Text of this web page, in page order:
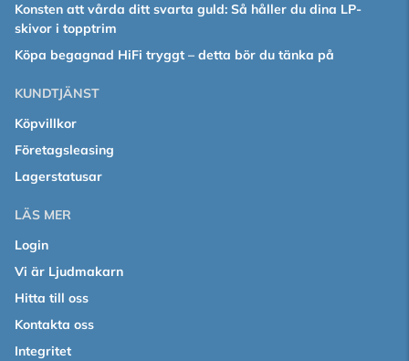
Konsten att vårda ditt svarta guld: Så håller du dina LP-
skivor i topptrim
Köpa begagnad HiFi tryggt – detta bör du tänka på
KUNDTJÄNST
Köpvillkor
Företagsleasing
Lagerstatusar
LÄS MER
Login
Vi är Ljudmakarn
Hitta till oss
Kontakta oss
Integritet